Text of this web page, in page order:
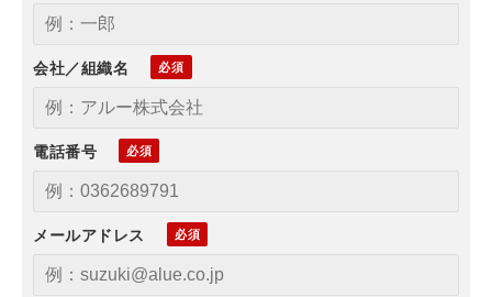
会社／組織名
電話番号
メールアドレス